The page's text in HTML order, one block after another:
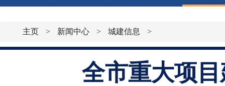
主页 > 新闻中心 > 城建信息 >
全市重大项